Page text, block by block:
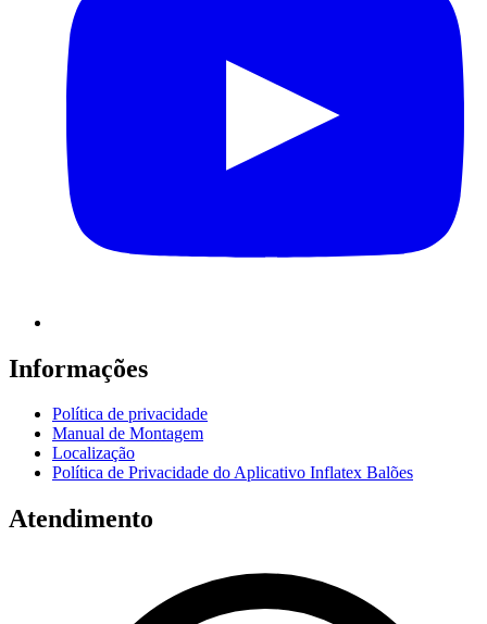
Informações
Política de privacidade
Manual de Montagem
Localização
Política de Privacidade do Aplicativo Inflatex Balões
Atendimento